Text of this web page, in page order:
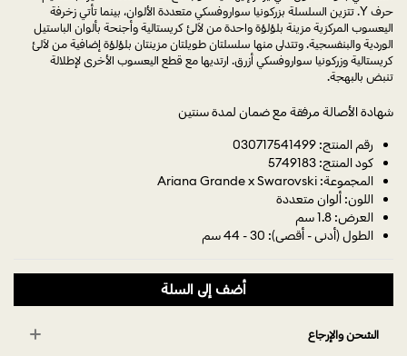
حرف Y. تتزين السلسلة بزركونيا سواروفسكي متعددة الألوان، بينما تأتي زخرفة
اليعسوب المركزية مزينة بلؤلؤة واحدة من لآلئ كريستالية وأجنحة بألوان الباستيل
الوردية والبنفسجية. وتتدلى منها سلسلتان طويلتان مزينتان بلؤلؤة إضافية من لآلئ
كريستالية وزركونيا سواروفسكي أزرق. ارتديها مع قطع اليعسوب الأخرى لإطلالة
تنبض بالبهجة.
شهادة الأصالة مرفقة مع ضمان لمدة سنتين
رقم المنتج: 030717541499
كود المنتج: 5749183
المجموعة: Ariana Grande x Swarovski
اللون: ألوان متعددة
العرض: 1.8 سم
الطول (أدنى - أقصى): 30 - 44 سم
أضف إلى السلة
الشحن والإرجاع